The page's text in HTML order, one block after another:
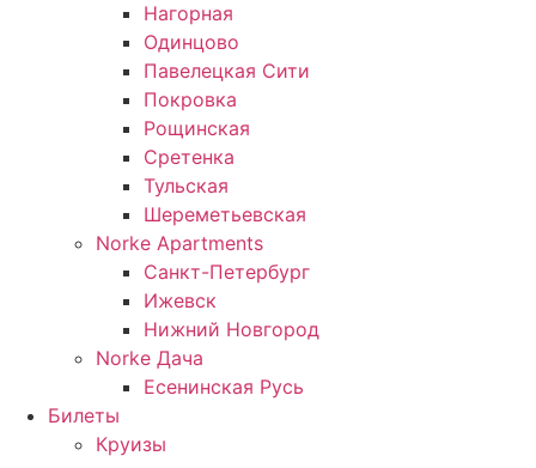
Нагорная
Одинцово
Павелецкая Сити
Покровка
Рощинская
Сретенка
Тульская
Шереметьевская
Norke Apartments
Санкт-Петербург
Ижевск
Нижний Новгород
Norke Дача
Есенинская Русь
Билеты
Круизы